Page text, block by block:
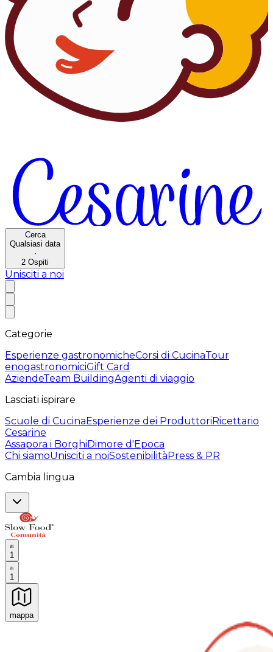
Cerca
Qualsiasi data
·
2 Ospiti
Unisciti a noi
Categorie
Esperienze gastronomicheCorsi di CucinaTour
enogastronomiciGift Card
AziendeTeam BuildingAgenti di viaggio
Lasciati ispirare
Scuole di CucinaEsperienze dei ProduttoriRicettario
Cesarine
Assapora i BorghiDimore d'Epoca
Chi siamoUnisciti a noiSostenibilitàPress & PR
Cambia lingua
1
1
mappa
Esperienze culinarie indimenticabili: Esperienze